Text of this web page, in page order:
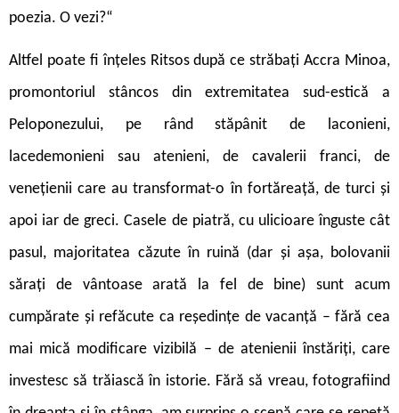
poezia. O vezi?“
Altfel poate fi înțeles Ritsos după ce străbați Accra Minoa,
promontoriul stâncos din extremitatea sud-estică a
Peloponezului, pe rând stăpânit de laconieni,
lacedemonieni sau atenieni, de cavalerii franci, de
venețienii care au transformat-o în fortăreață, de turci și
apoi iar de greci. Casele de piatră, cu ulicioare înguste cât
pasul, majoritatea căzute în ruină (dar și așa, bolovanii
sărați de vântoase arată la fel de bine) sunt acum
cumpărate și refăcute ca reședințe de vacanță – fără cea
mai mică modificare vizibilă – de atenienii înstăriți, care
investesc să trăiască în istorie. Fără să vreau, fotografiind